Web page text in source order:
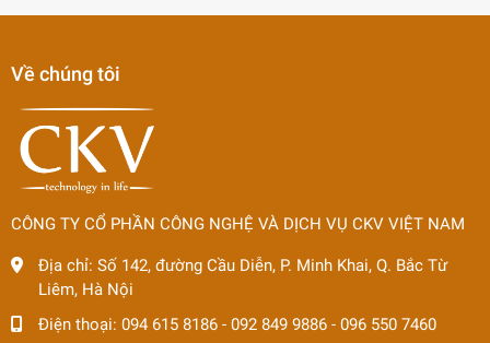
Về chúng tôi
CÔNG TY CỔ PHẦN CÔNG NGHỆ VÀ DỊCH VỤ CKV VIỆT NAM
Địa chỉ: Số 142, đường Cầu Diễn, P. Minh Khai, Q. Bắc Từ
Liêm, Hà Nội
Điện thoại: 094 615 8186 - 092 849 9886 - 096 550 7460